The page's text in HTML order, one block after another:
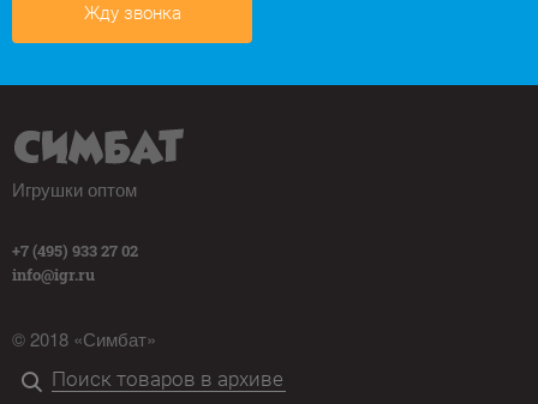
Жду звонка
Игрушки оптом
+7 (495) 933 27 02
info@igr.ru
© 2018 «Симбат»